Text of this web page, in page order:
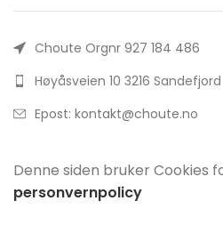
Choute Orgnr 927 184 486
Høyåsveien 10 3216 Sandefjord
Epost: kontakt@choute.no
Denne siden bruker Cookies
personvernpolicy